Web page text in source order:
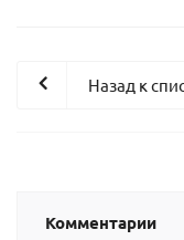
Назад к
Комментарии